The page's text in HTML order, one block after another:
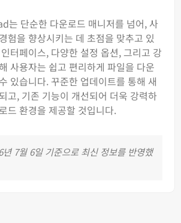
단순한 다운로드 매니저를 넘어, 사
험을 향상시키는 데 초점을 맞추고 있
터페이스, 다양한 설정 옵션, 그리고 강
사용자는 쉽고 편리하게 파일을 다운
있습니다. 꾸준한 업데이트를 통해 새
고, 기존 기능이 개선되어 더욱 강력하
드 환경을 제공할 것입니다.
7월 6일 기준으로 최신 정보를 반영했